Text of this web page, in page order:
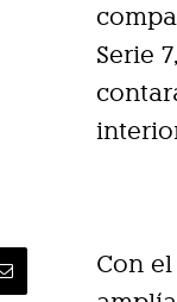
Serie
Con